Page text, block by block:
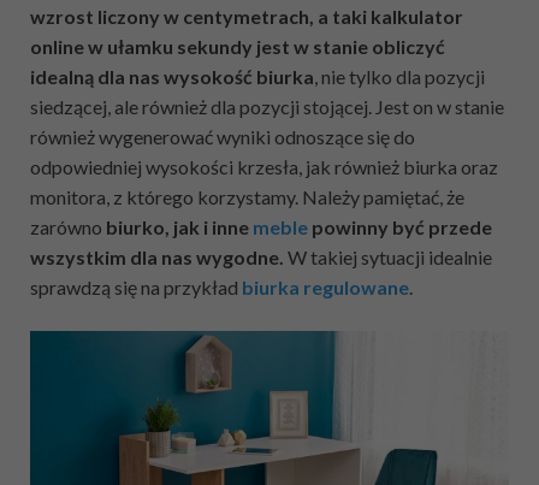
wzrost liczony w centymetrach, a taki kalkulator
online w ułamku sekundy jest w stanie obliczyć
idealną dla nas wysokość biurka, nie tylko dla pozycji
siedzącej, ale również dla pozycji stojącej. Jest on w stanie
również wygenerować wyniki odnoszące się do
odpowiedniej wysokości krzesła, jak również biurka oraz
monitora, z którego korzystamy. Należy pamiętać, że
zarówno biurko, jak i inne meble powinny być przede
wszystkim dla nas wygodne. W takiej sytuacji idealnie
sprawdzą się na przykład biurka regulowane.